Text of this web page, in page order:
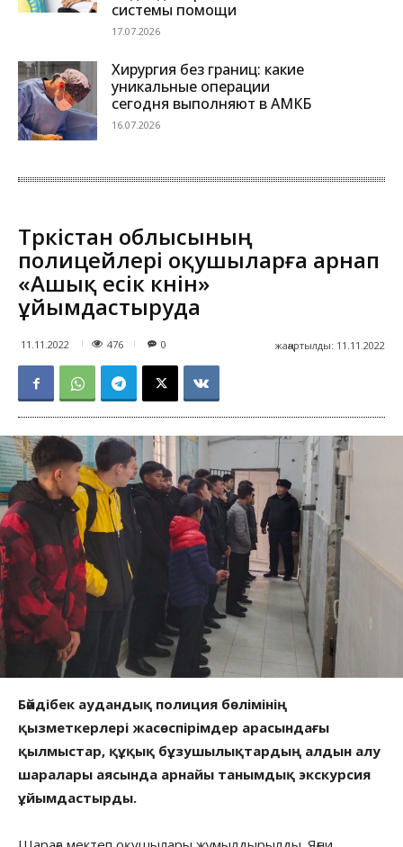
системы помощи
17.07.2026
Хирургия без границ: какие
уникальные операции
сегодня выполняют в АМКБ
16.07.2026